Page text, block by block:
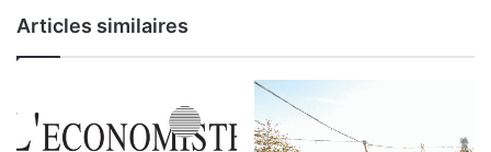
e
s
e
n
d
e
Articles similaires